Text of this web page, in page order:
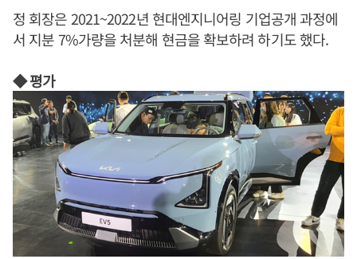
정 회장은 2021~2022년 현대엔지니어링 기업공개 과정에
서 지분 7%가량을 처분해 현금을 확보하려 하기도 했다.
◆ 평가